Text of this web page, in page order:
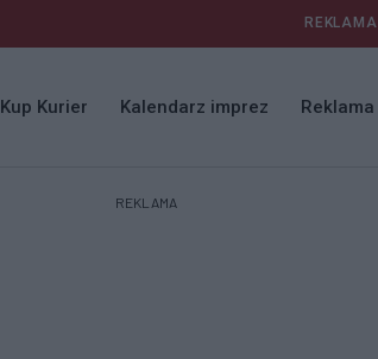
REKLAMA
Kup Kurier Kalendarz imprez Reklama
REKLAMA